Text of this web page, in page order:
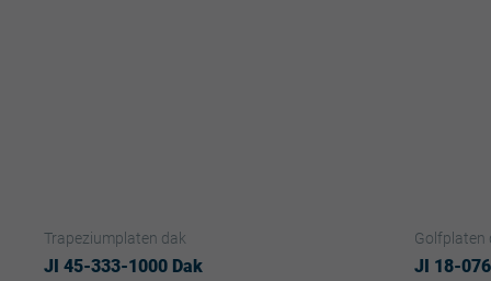
Trapeziumplaten dak
JI 45-333-1000 Dak
Golfplaten
JI 18-